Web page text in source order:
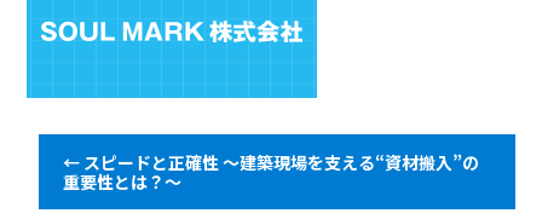
← スピードと正確性 ～建築現場を支える“資材搬入”の
重要性とは？～